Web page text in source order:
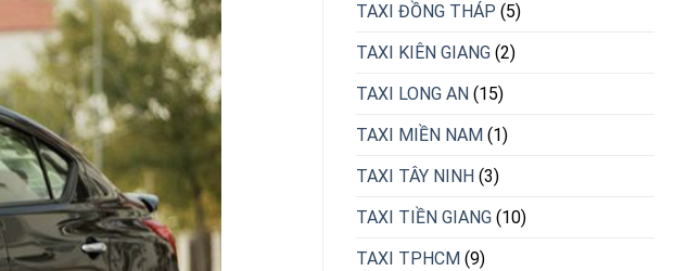
TAXI ĐỒNG THÁP (5)
TAXI KIÊN GIANG (2)
TAXI LONG AN (15)
TAXI MIỀN NAM (1)
TAXI TÂY NINH (3)
TAXI TIỀN GIANG (10)
TAXI TPHCM (9)